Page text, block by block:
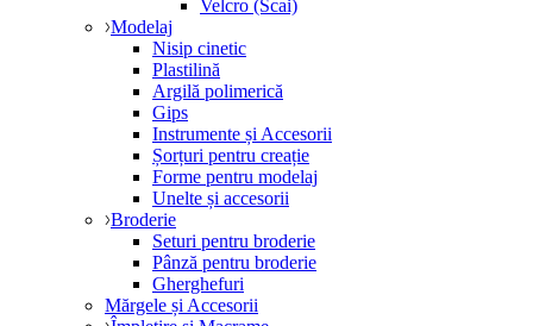
Velcro (Scai)
Modelaj
Nisip cinetic
Plastilină
Argilă polimerică
Gips
Instrumente și Accesorii
Șorțuri pentru creație
Forme pentru modelaj
Unelte și accesorii
Broderie
Seturi pentru broderie
Pânză pentru broderie
Gherghefuri
Mărgele și Accesorii